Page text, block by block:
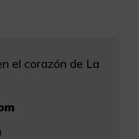
el corazón de La